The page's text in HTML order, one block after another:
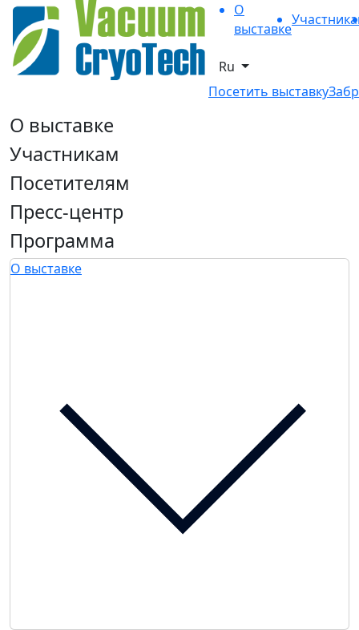
О
выставке
Ru
Посетить выставку
О выставке
Участникам
Посетителям
Пресс-центр
Программа
О выставке